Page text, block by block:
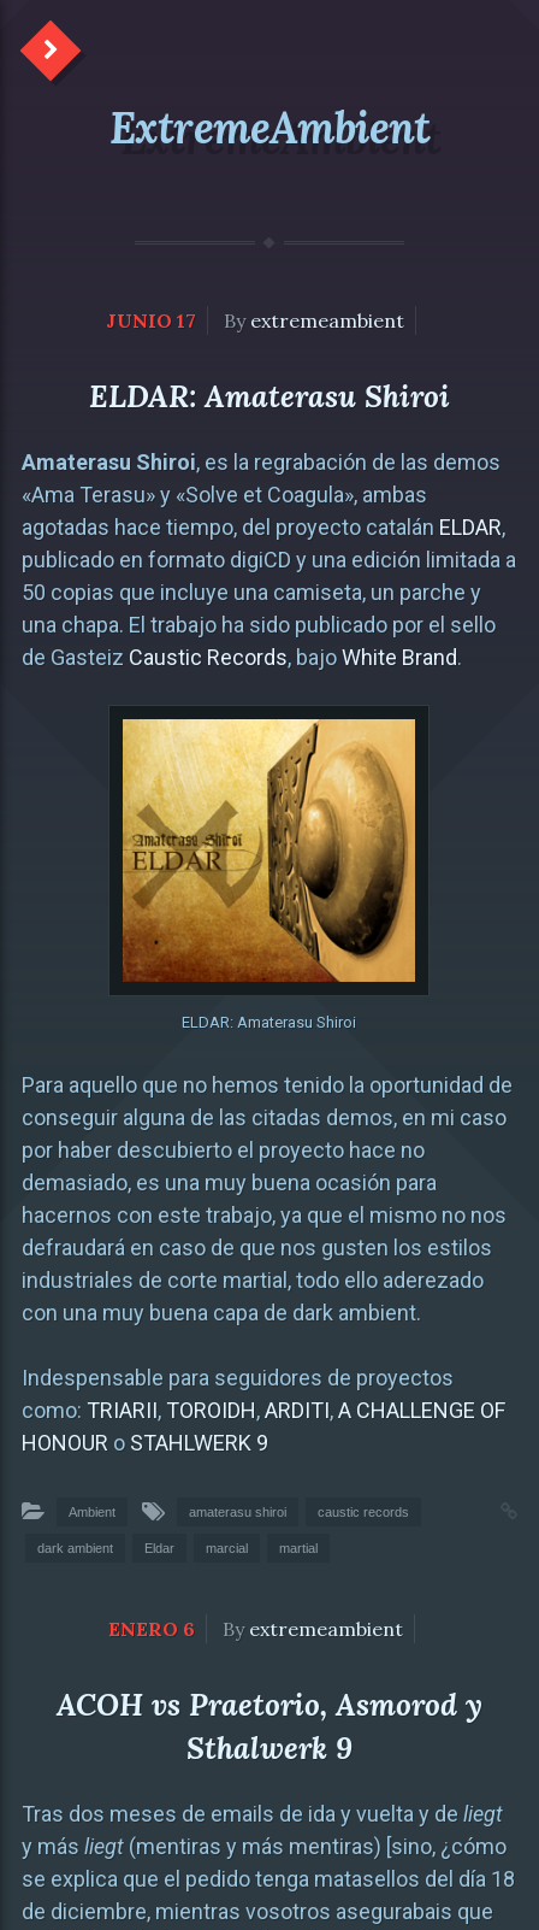
ExtremeAmbient
JUNIO 17 By extremeambient
ELDAR: Amaterasu Shiroi
Amaterasu Shiroi, es la regrabación de las demos
«Ama Terasu» y «Solve et Coagula», ambas
agotadas hace tiempo, del proyecto catalán ELDAR,
publicado en formato digiCD y una edición limitada a
50 copias que incluye una camiseta, un parche y
una chapa. El trabajo ha sido publicado por el sello
de Gasteiz Caustic Records, bajoWhite Brand.
ELDAR: Amaterasu Shiroi
Para aquello que no hemos tenido la oportunidad de
conseguir alguna de las citadas demos, en mi caso
por haber descubierto el proyecto hace no
demasiado, es una muy buena ocasión para
hacernos con este trabajo, ya que el mismo no nos
defraudará en caso de que nos gusten los estilos
industriales de corte martial, todo ello aderezado
con una muy buena capa de dark ambient.
Indespensable para seguidores de proyectos
como: TRIARII, TOROIDH,ARDITI,A CHALLENGE OF
HONOUR o STAHLWERK 9
Ambient amaterasu shiroi caustic records
dark ambient Eldar marcial martial
ENERO 6 By extremeambient
ACOH vs Praetorio, Asmorod y
Sthalwerk 9
Tras dos meses de emails de ida y vuelta y de liegt
y más liegt(mentiras y más mentiras) [sino, ¿cómo
se explica que el pedido tenga matasellos del día 18
de diciembre, mientras vosotros asegurabais que